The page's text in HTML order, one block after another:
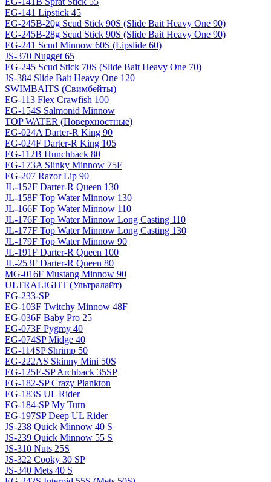
EG-141 Lipstick 45
EG-245B-20g Scud Stick 90S (Slide Bait Heavy One 90)
EG-245B-28g Scud Stick 90S (Slide Bait Heavy One 90)
EG-241 Scud Minnow 60S (Lipslide 60)
JS-370 Nugget 65
EG-245 Scud Stick 70S (Slide Bait Heavy One 70)
JS-384 Slide Bait Heavy One 120
SWIMBAITS (Свимбейты)
EG-113 Flex Crawfish 100
EG-154S Salmonid Minnow
TOP WATER (Поверхностные)
EG-024A Darter-R King 90
EG-024F Darter-R King 105
EG-112B Hunchback 80
EG-173A Slinky Minnow 75F
EG-207 Razor Lip 90
JL-152F Darter-R Queen 130
JL-158F Top Water Minnow 130
JL-166F Top Water Minnow 110
JL-176F Top Water Minnow Long Casting 110
JL-177F Top Water Minnow Long Casting 130
JL-179F Top Water Minnow 90
JL-191F Darter-R Queen 100
JL-253F Darter-R Queen 80
MG-016F Mustang Minnow 90
ULTRALIGHT (Ультралайт)
EG-233-SP
EG-103F Twitchy Minnow 48F
EG-036F Baby Pro 25
EG-073F Pygmy 40
EG-074SP Midge 40
EG-114SP Shrimp 50
EG-222AS Skinny Mini 50S
EG-125E-SP Archback 35SP
EG-182-SP Crazy Plankton
EG-183S UL Rider
EG-184-SP My Turn
EG-197SP Deep UL Rider
JS-238 Quick Minnow 40 S
JS-239 Quick Minnow 55 S
JS-310 Nuts 25S
JS-322 Cooky 30 SP
JS-340 Mets 40 S